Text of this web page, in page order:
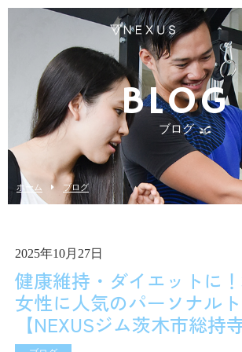
BLOG
ブログ
ホーム ブログ
2025年10月27日
健康維持・ダイエットに
女性に人気のパーソナル
【NEXUSジム茨木市総持